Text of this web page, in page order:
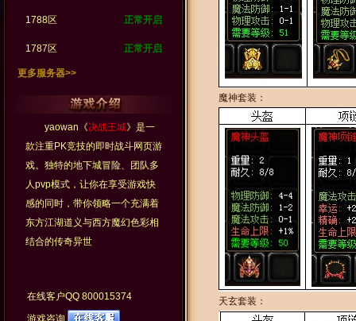
魔神套装：
天玄套装：
正常开启
1788区
正常开启
1787区
更多服务器>>
yaowan《决战王城》是一
款注重PK竞技的即时战斗网页游
戏。独特的地下城冒险、团队多
人pvp模式，让你在享受游戏快
感的同时，带你领略一个充满着
东方江湖道义与西方魔幻色彩相
结合的传奇异世
在线客户QQ 800015374
游戏咨询